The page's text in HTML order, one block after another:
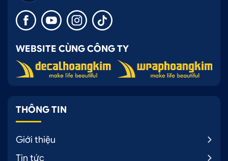
WEBSITE CÙNG CÔNG TY
THÔNG TIN
Giới thiệu
Tin tức